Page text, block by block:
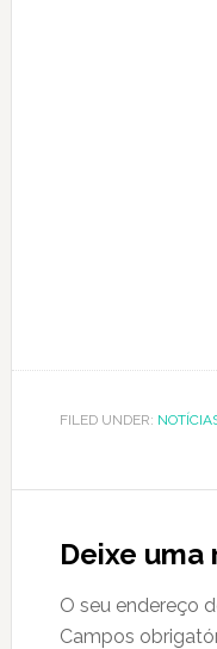
FILED UNDER:
Interactions
Deixe uma
O seu endereço
Campos